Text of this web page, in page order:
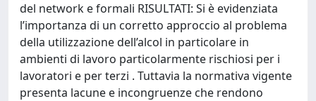
del network e formali RISULTATI: Si è evidenziata
l’importanza di un corretto approccio al problema
della utilizzazione dell’alcol in particolare in
ambienti di lavoro particolarmente rischiosi per i
lavoratori e per terzi . Tuttavia la normativa vigente
presenta lacune e incongruenze che rendono